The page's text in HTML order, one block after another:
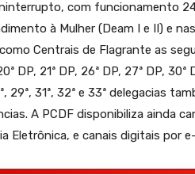
com funcionamento
à Mulher (Deam I e II) e
Centrais de Flagrante as
DP, 21ª DP, 26ª DP, 27ª DP, 30ª
29ª, 31ª, 32ª e 33ª delegacias
A PCDF disponibiliza ainda
Eletrônica, e canais digitais por